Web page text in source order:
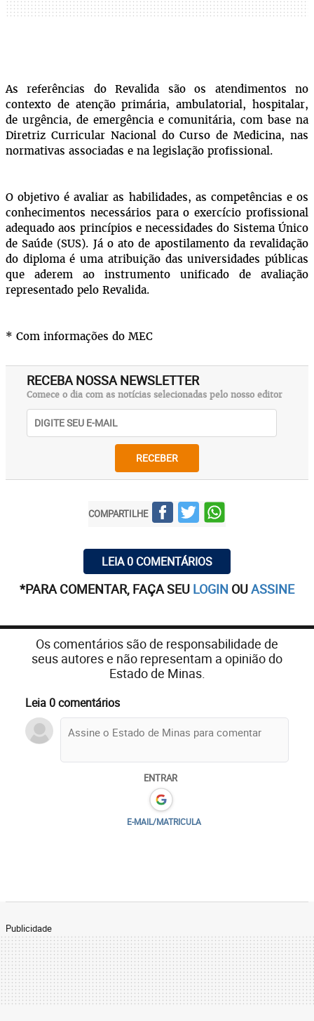
As referências do Revalida são os atendimentos no
contexto de atenção primária, ambulatorial, hospitalar,
de urgência, de emergência e comunitária, com base na
Diretriz Curricular Nacional do Curso de Medicina, nas
normativas associadas e na legislação profissional.
O objetivo é avaliar as habilidades, as competências e os
conhecimentos necessários para o exercício profissional
adequado aos princípios e necessidades do Sistema Único
de Saúde (SUS). Já o ato de apostilamentoda revalidação
do diploma é uma atribuição das universidades públicas
que aderem ao instrumento unificado de avaliação
representado pelo Revalida.
* Com informações do MEC
RECEBA NOSSA NEWSLETTER
Comece o dia com as notícias selecionadas pelo nosso editor
RECEBER
COMPARTILHE
LEIA 0 COMENTÁRIOS
*PARA COMENTAR, FAÇA SEU LOGIN OUASSINE
Os comentários são de responsabilidade de
seus autores e não representam a opinião do
Estado de Minas.
Leia 0 comentários
ENTRAR
E-MAIL/MATRICULA
Publicidade